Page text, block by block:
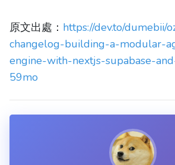
原文出處： https://dev.to/dumebii/
changelog-building-a-modular-
engine-with-nextjs-supabase-
59mo